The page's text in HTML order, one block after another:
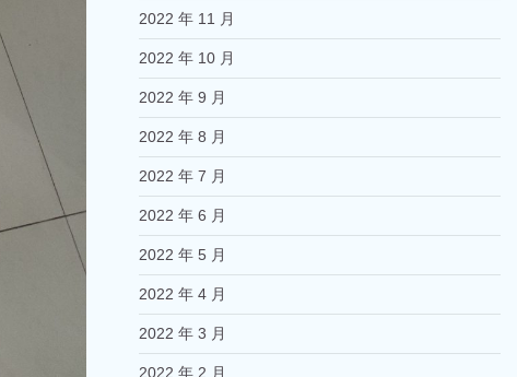
2022 年 11 月
2022 年 10 月
2022 年 9 月
2022 年 8 月
2022 年 7 月
2022 年 6 月
2022 年 5 月
2022 年 4 月
2022 年 3 月
2022 年 2 月